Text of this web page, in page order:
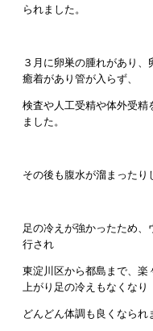
られました。
３月に卵巣の腫れがあり
癒着があり管が入らず、
検査や人工受精や体外受精
ました。
その後も腹水が溜まったり
足の冷えが強かったため
行され
東淀川区から都島まで、楽
上がり足の冷えもなくなり
どんどん体調も良くなられ